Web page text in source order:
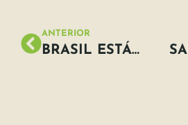
ANTERIOR
BRASIL ESTÁ ENTRE OS MAIORES EMISSORES DE NITROGÊNIO